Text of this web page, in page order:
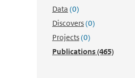
Data (0)
Discovers(0)
Projects(0)
Publications(465)